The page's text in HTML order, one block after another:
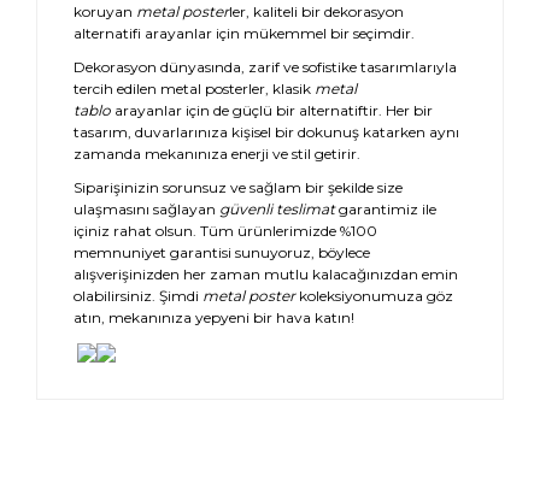
koruyan metal posterler, kaliteli bir dekorasyon
alternatifi arayanlar için mükemmel bir seçimdir.
Dekorasyon dünyasında, zarif ve sofistike tasarımlarıyla
tercih edilen metal posterler, klasik metal
tablo arayanlar için de güçlü bir alternatiftir. Her bir
tasarım, duvarlarınıza kişisel bir dokunuş katarken aynı
zamanda mekanınıza enerji ve stil getirir.
Siparişinizin sorunsuz ve sağlam bir şekilde size
ulaşmasını sağlayan güvenli teslimatgarantimiz ile
içiniz rahat olsun. Tüm ürünlerimizde %100
memnuniyet garantisi sunuyoruz, böylece
alışverişinizden her zaman mutlu kalacağınızdan emin
olabilirsiniz. Şimdi metal posterkoleksiyonumuza göz
atın, mekanınıza yepyeni bir hava katın!